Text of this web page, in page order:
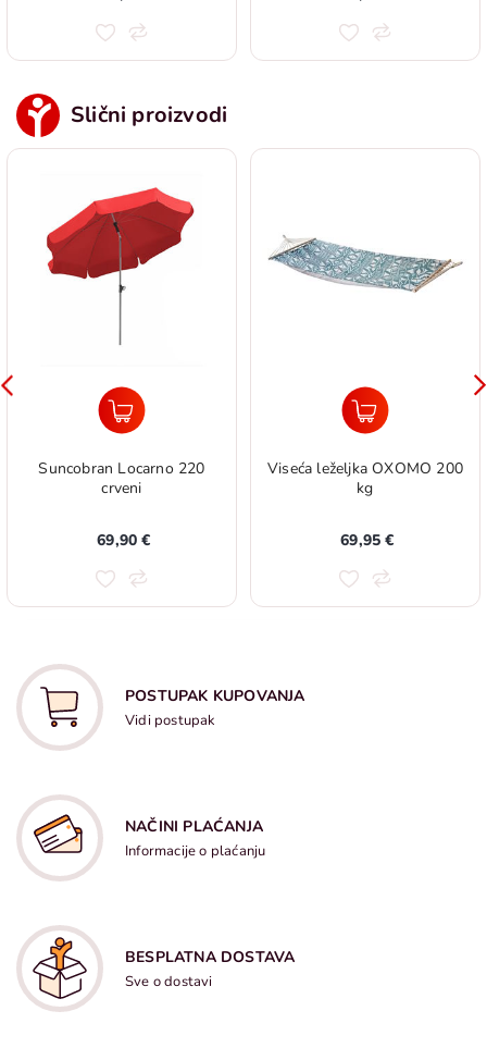
Slični proizvodi
Suncobran Locarno 220
crveni
69,90 €
Viseća leželjka OXOMO 200
kg
69,95 €
POSTUPAK KUPOVANJA
Vidi postupak
NAČINI PLAĆANJA
Informacije o plaćanju
BESPLATNA DOSTAVA
Sve o dostavi